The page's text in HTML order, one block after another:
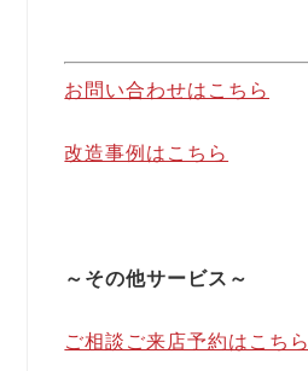
お問い合わせはこちら
改造事例はこちら
～その他サービス～
ご相談ご来店予約はこちら